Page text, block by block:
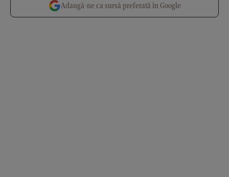
Adaugă-ne ca sursă preferată în Google